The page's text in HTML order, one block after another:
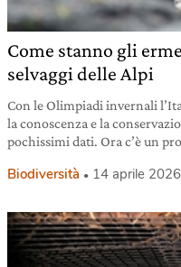
Come stanno gli
selvaggi delle Alpi
Con le Olimpiadi invernali
la conoscenza e la
pochissimi dati. Ora c’è un
Biodiversità 14 aprile 2026